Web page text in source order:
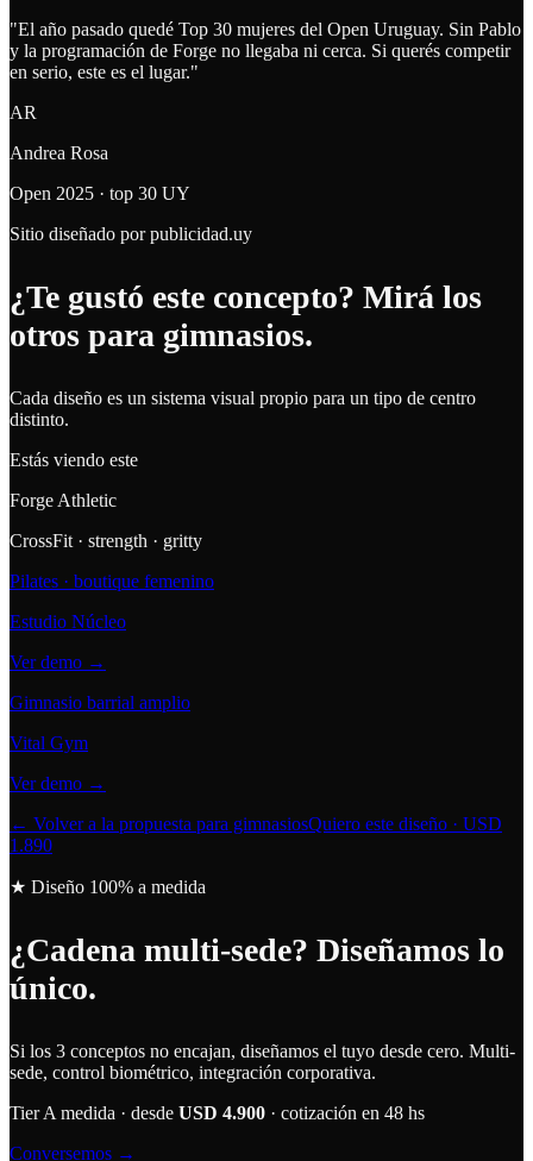
"El año pasado quedé Top 30 mujeres del Open Uruguay. Sin Pablo
y la programación de Forge no llegaba ni cerca. Si querés competir
en serio, este es el lugar."
AR
Andrea Rosa
Open 2025 · top 30 UY
Sitio diseñado por publicidad.uy
¿Te gustó este concepto? Mirá los
otros para gimnasios.
Cada diseño es un sistema visual propio para un tipo de centro
distinto.
Estás viendo este
Forge Athletic
CrossFit · strength · gritty
Pilates · boutique femenino
Estudio Núcleo
Ver demo →
Gimnasio barrial amplio
Vital Gym
Ver demo →
← Volver a la propuesta para gimnasiosQuiero este diseño · USD
1.890
★ Diseño 100% a medida
¿Cadena multi-sede? Diseñamos lo
único.
Si los 3 conceptos no encajan, diseñamos el tuyo desde cero. Multi-
sede, control biométrico, integración corporativa.
Tier A medida · desde USD 4.900 · cotización en 48 hs
Conversemos →